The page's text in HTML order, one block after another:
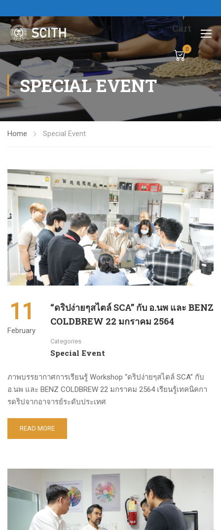
Cart
0
SPECIAL EVENT
Home Special Event
11
February
“ดริปง่ายๆสไตล์ SCA” กับ อ.นพ และ BENZ
COLDBREW 22 มกราคม 2564
Categories
Special Event
ภาพบรรยากาศการเรียนรู้ Workshop “ดริปง่ายๆสไตล์ SCA” กับ
อ.นพ และ BENZ COLDBREW 22 มกราคม 2564 เรียนรู้เทคนิคกา
รดริปจากอาจารย์ระดับประเทศ
READ MORE